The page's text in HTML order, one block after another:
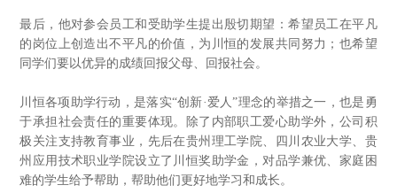
最后，他对参会员工和受助学生提出殷切期望：希望员工在平凡
的岗位上创造出不平凡的价值，为川恒的发展共同努力；也希望
同学们要以优异的成绩回报父母、回报社会。
川恒各项助学行动，是落实“创新·爱人”理念的举措之一，也是勇
于承担社会责任的重要体现。除了内部职工爱心助学外，公司积
极关注支持教育事业，先后在贵州理工学院、四川农业大学、贵
州应用技术职业学院设立了川恒奖助学金，对品学兼优、家庭困
难的学生给予帮助，帮助他们更好地学习和成长。